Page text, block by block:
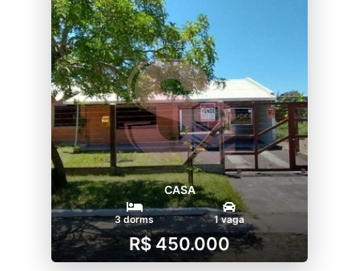
CASA
3 dorms 1 vaga
R$ 450.000